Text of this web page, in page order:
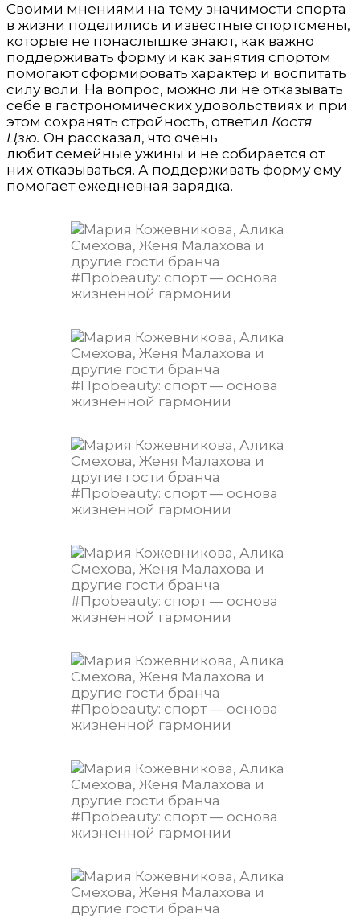
Своими мнениями на тему значимости спорта
в жизни поделились и известные спортсмены,
которые не понаслышке знают, как важно
поддерживать форму и как занятия спортом
помогают сформировать характер и воспитать
силу воли. На вопрос, можно ли не отказывать
себе в гастрономических удовольствиях и при
этом сохранять стройность, ответил Костя
Цзю. Он рассказал, что очень
любит семейные ужины и не собирается от
них отказываться. А поддерживать форму ему
помогает ежедневная зарядка.